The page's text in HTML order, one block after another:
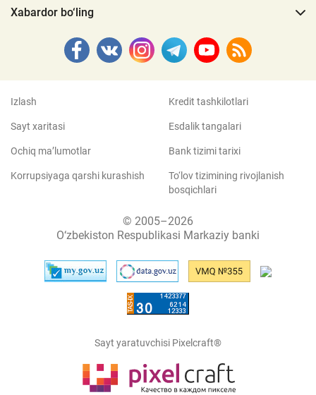
Xabardor bo‘ling
Izlash
Sayt xaritasi
Ochiq ma’lumotlar
Korrupsiyaga qarshi kurashish
Kredit tashkilotlari
Esdalik tangalari
Bank tizimi tarixi
To‘lov tizimining rivojlanish
bosqichlari
© 2005–2026
O‘zbekiston Respublikasi Markaziy banki
Sayt yaratuvchisi Pixelcraft®